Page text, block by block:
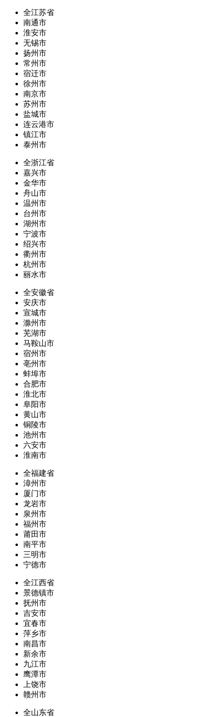
全江苏省
南通市
淮安市
无锡市
扬州市
常州市
宿迁市
徐州市
南京市
苏州市
盐城市
连云港市
镇江市
泰州市
全浙江省
嘉兴市
金华市
舟山市
温州市
台州市
湖州市
宁波市
绍兴市
衢州市
杭州市
丽水市
全安徽省
安庆市
宣城市
滁州市
芜湖市
马鞍山市
宿州市
亳州市
蚌埠市
合肥市
淮北市
阜阳市
黄山市
铜陵市
池州市
六安市
淮南市
全福建省
漳州市
厦门市
龙岩市
泉州市
福州市
莆田市
南平市
三明市
宁德市
全江西省
景德镇市
抚州市
吉安市
宜春市
萍乡市
南昌市
新余市
九江市
鹰潭市
上饶市
赣州市
全山东省